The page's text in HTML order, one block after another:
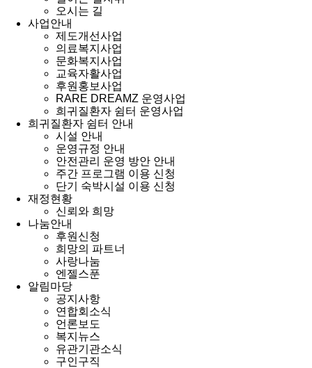
오시는 길
사업안내
제도개선사업
의료복지사업
문화복지사업
교육자활사업
후원홍보사업
RARE DREAMZ 운영사업
희귀질환자 쉼터 운영사업
희귀질환자 쉼터 안내
시설 안내
운영규정 안내
안전관리 운영 방안 안내
주간 프로그램 이용 신청
단기 숙박시설 이용 신청
재정현황
신뢰와 희망
나눔안내
후원신청
희망의 파트너
사랑나눔
엔젤스푼
알림마당
공지사항
연합회소식
언론보도
복지뉴스
유관기관소식
구인구직